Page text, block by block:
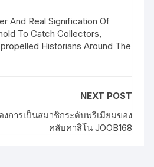
And Real Signification Of
To Catch Collectors,
Historians Around The
NEXT POST
การเป็นสมาชิกระดับพรีเมียมของ
คลับคาสิโน JOOB168